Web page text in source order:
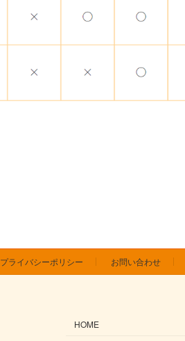
プライバシーポリシー お問い合わせ
HOME